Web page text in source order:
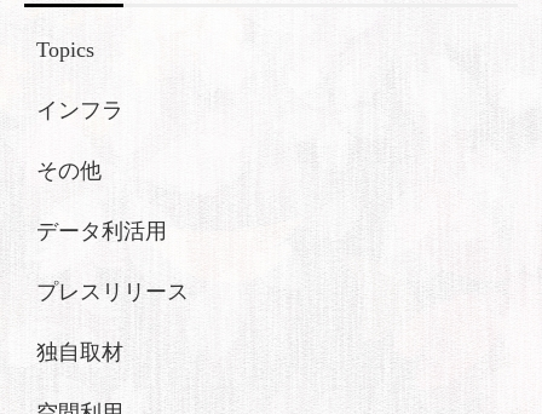
Topics
インフラ
その他
データ利活用
プレスリリース
独自取材